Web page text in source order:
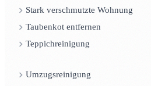
Stark verschmutzte Wohnung
Taubenkot entfernen
Teppichreinigung
Umzugsreinigung